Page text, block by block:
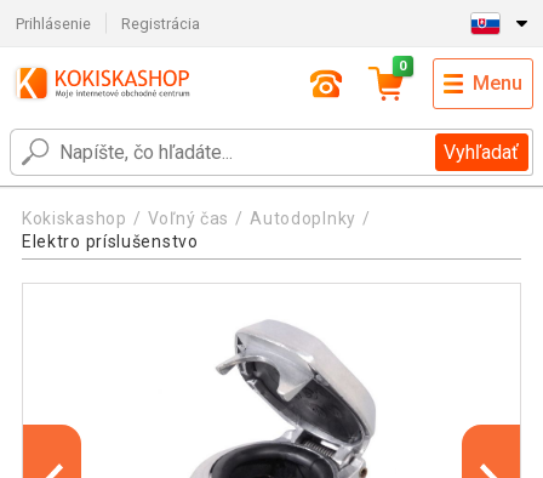
Prihlásenie Registrácia
Vyhľadať
0
Menu
Kokiskashop Voľný čas
Autodoplnky
Elektro príslušenstvo